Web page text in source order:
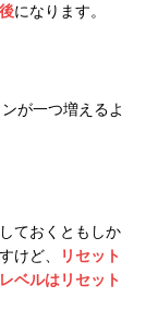
になります。
が一つ増えるよ
ておくともしか
けど、
リセット
ベルはリセット